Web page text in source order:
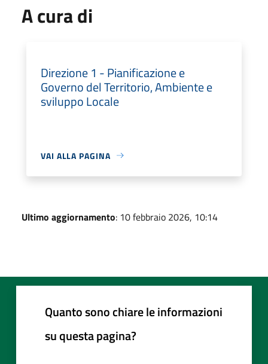
A cura di
Direzione 1 - Pianificazione e
Governo del Territorio, Ambiente e
sviluppo Locale
VAI ALLA PAGINA
Ultimo aggiornamento: 10 febbraio 2026, 10:14
Quanto sono chiare le informazioni
su questa pagina?